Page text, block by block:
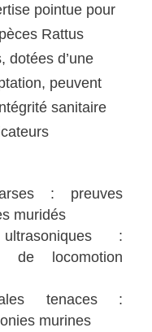
pointue pour
Rattus
dotées d’une
peuvent
sanitaire
: preuves
muridés
:
de locomotion
tenaces :
murines